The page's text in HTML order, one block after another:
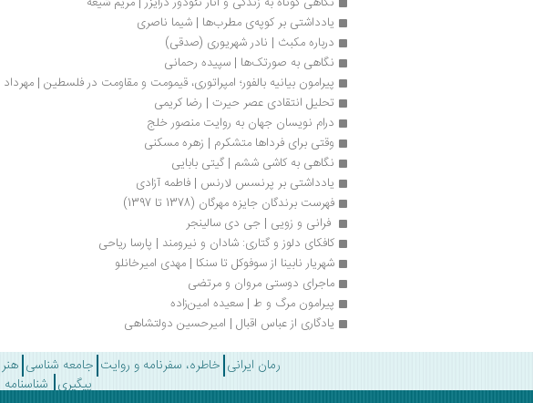
یادداشتی بر کوپه‌ی مطرب‌ها | شیما ناصری
درباره مکبث | نادر شهریوری (صدقی)
نگاهی به صورتک‌ها | سپیده رحمانی
پیرامون بیانیه بالفور؛ امپراتوری، قیمومت و مقاومت در فلسطین |
تحلیل انتقادی عصر حیرت | رضا کریمی
درام نویسان جهان به روایت منصور خلج
وقتی برای فرداها متشکرم | زهره مسکنی
نگاهی به کاشی ششم | گیتی بابایی
یادداشتی بر پرنسس لارنس | فاطمه آزادی
فهرست برندگان جایزه مهرگان (1378 تا 1397)
فرانی و زویی | جی دی سالینجر
کافکای دلوز و گتاری: شادان و نیرومند | پارسا ریاحی
شهریار نابینا از سوفوکل تا سنکا | مهدی امیرخانلو
ماجرای دوستی مروان و مرتضی
پیرامون مرگ و ط | سعیده امین‌زاده
یادگاری از عباس اقبال | امیرحسین دولتشاهی
رمان ایرانی خاطره، سفرنامه و روایت جامعه شناسی هنر
پیگیری شناسنامه